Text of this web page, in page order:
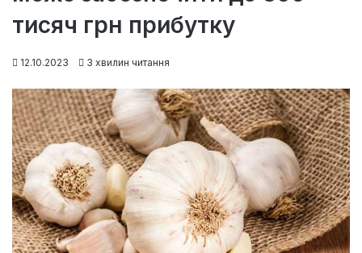
тисяч грн прибутку
12.10.2023 3 хвилин читання